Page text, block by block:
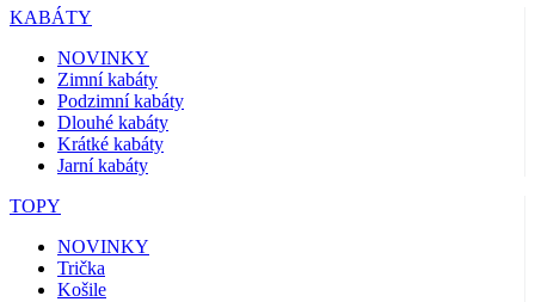
KABÁTY
NOVINKY
Zimní kabáty
Podzimní kabáty
Dlouhé kabáty
Krátké kabáty
Jarní kabáty
TOPY
NOVINKY
Trička
Košile